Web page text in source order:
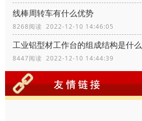
线棒周转车有什么优势
8268阅读 2022-12-10 14:46:05
工业铝型材工作台的组成结构是什么
8447阅读 2022-12-10 14:44:39